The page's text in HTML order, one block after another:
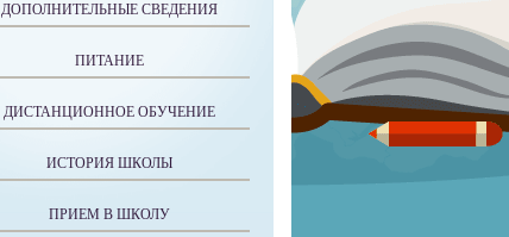
ДОПОЛНИТЕЛЬНЫЕ СВЕДЕНИЯ
ПИТАНИЕ
ДИСТАНЦИОННОЕ ОБУЧЕНИЕ
ИСТОРИЯ ШКОЛЫ
ПРИЕМ В ШКОЛУ